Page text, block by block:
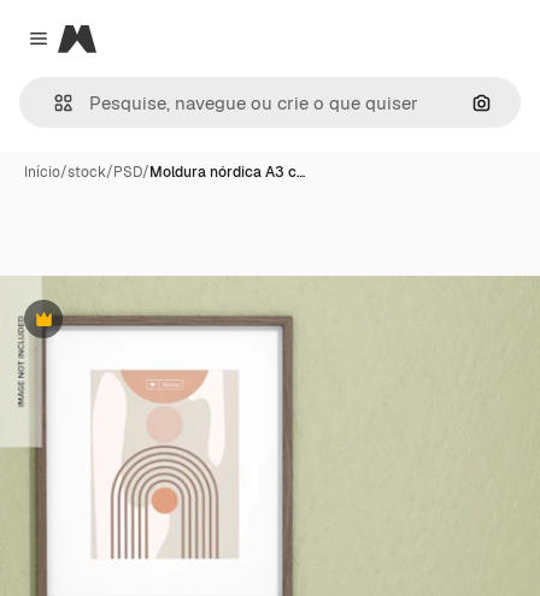
Close menu
Magnific
Início/stock/PSD/Moldura nórdica A3 c…
Premium